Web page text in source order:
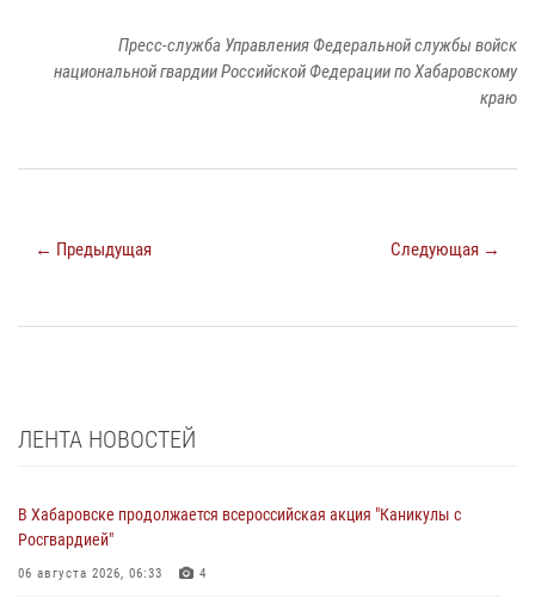
Пресс-служба Управления Федеральной службы войск
национальной гвардии Российской Федерации по Хабаровскому
краю
← Предыдущая Следующая →
ЛЕНТА НОВОСТЕЙ
В Хабаровске продолжается всероссийская акция "Каникулы с
Росгвардией"
06 августа 2026, 06:33 4